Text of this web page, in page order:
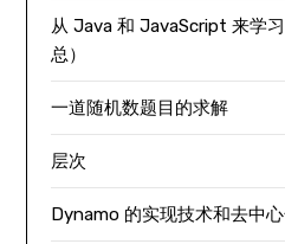
从 Java 和 JavaScript 来学
总）
一道随机数题目的求解
层次
Dynamo 的实现技术和去中